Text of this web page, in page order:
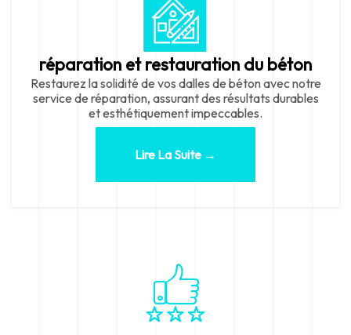
réparation et restauration du béton
Restaurez la solidité de vos dalles de béton avec notre
service de réparation, assurant des résultats durables
et esthétiquement impeccables.
Lire La Suite →